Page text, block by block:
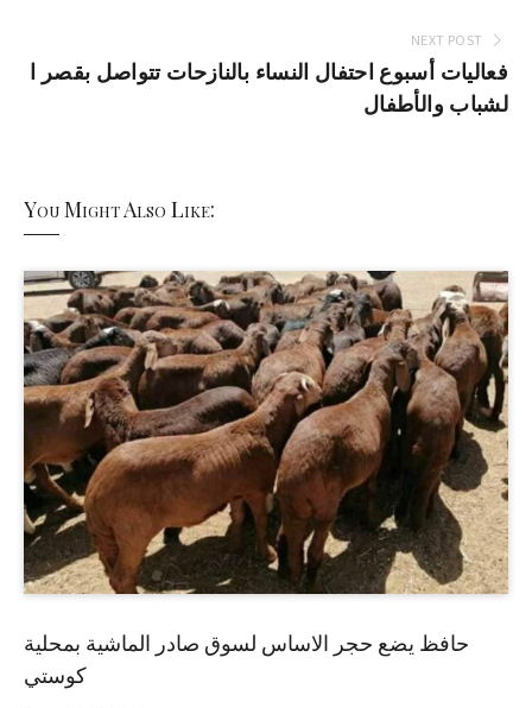
NEXT POST
فعاليات أسبوع احتفال النساء بالنازحات تتواصل بقصر ا
لشباب والأطفال
You Might Also Like:
حافظ يضع حجر الاساس لسوق صادر الماشية بمحلية
كوستي